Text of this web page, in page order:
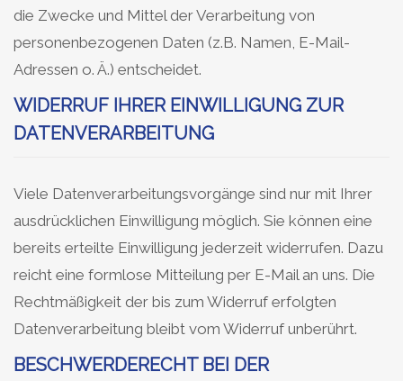
die Zwecke und Mittel der Verarbeitung von
personenbezogenen Daten (z.B. Namen, E-Mail-
Adressen o. Ä.) entscheidet.
WIDERRUF IHRER EINWILLIGUNG ZUR
DATENVERARBEITUNG
Viele Datenverarbeitungsvorgänge sind nur mit Ihrer
ausdrücklichen Einwilligung möglich. Sie können eine
bereits erteilte Einwilligung jederzeit widerrufen. Dazu
reicht eine formlose Mitteilung per E-Mail an uns. Die
Rechtmäßigkeit der bis zum Widerruf erfolgten
Datenverarbeitung bleibt vom Widerruf unberührt.
BESCHWERDERECHT BEI DER